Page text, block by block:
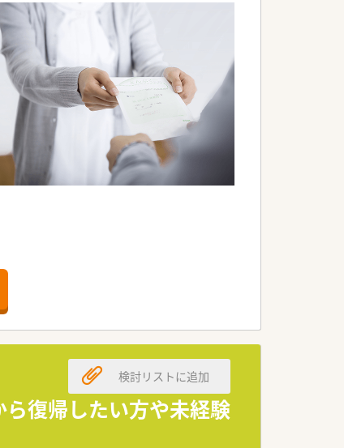
復帰したい方や未経験
検討リストに追加